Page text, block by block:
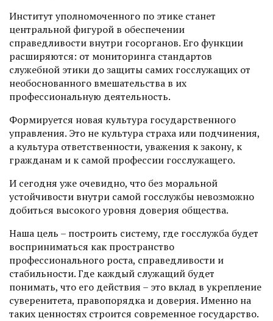
Институт уполномоченного по этике станет
центральной фигурой в обеспечении
справедливости внутри госорганов. Его функции
расширяются: от мониторинга стандартов
служебной этики до защиты самих госслужащих от
необос­нованного вмешательства в их
профессиональную деятельность.
Формируется новая культура государственного
управления. Это не культура страха или подчинения,
а культура ответственности, уважения к закону, к
гражданам и к самой профессии госслужащего.
И сегодня уже очевидно, что без моральной
устойчивости внутри самой госслужбы невозможно
добиться высокого уровня доверия общества.
Наша цель – построить систему, где госслужба будет
восприниматься как пространство
профессионального рос­та, справедливости и
стабильности. Где каждый служащий будет
понимать, что его действия – это вклад в укрепление
суверенитета, правопорядка и доверия. Именно на
таких ценностях строится современное государство.